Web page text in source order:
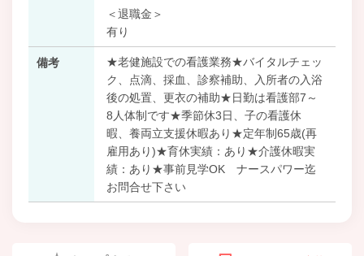
＜退職金＞
有り
備考
★老健施設での看護業務★バイタルチェッ
ク、点滴、採血、診察補助、入所者の入浴
後の処置、更衣の補助★日勤は看護部7～
8人体制です★季節休3日、子の看護休
暇、養両立支援休暇あり★定年制65歳(再
雇用あり)★育休実績：あり★介護休暇実
績：あり★事前見学OK ナースパワー迄
お問合せ下さい